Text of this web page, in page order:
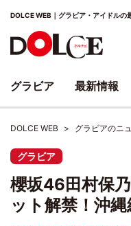
DOLCE WEB｜グラビア・アイドルの
DOLCE WEB グラビアのニ
グラビア
櫻坂46田村保
ット解禁！沖
グラビア 最新情報